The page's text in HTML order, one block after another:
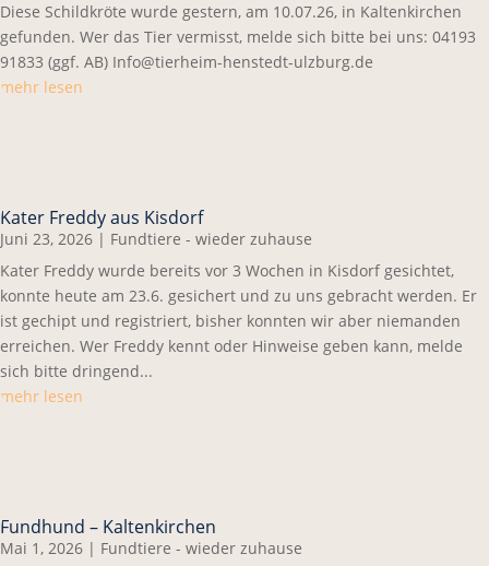
Diese Schildkröte wurde gestern, am 10.07.26, in Kaltenkirchen
gefunden. Wer das Tier vermisst, melde sich bitte bei uns: 04193
91833 (ggf. AB) Info@tierheim-henstedt-ulzburg.de
mehr lesen
Kater Freddy aus Kisdorf
Juni 23, 2026 | Fundtiere - wieder zuhause
Kater Freddy wurde bereits vor 3 Wochen in Kisdorf gesichtet,
konnte heute am 23.6. gesichert und zu uns gebracht werden. Er
ist gechipt und registriert, bisher konnten wir aber niemanden
erreichen. Wer Freddy kennt oder Hinweise geben kann, melde
sich bitte dringend...
mehr lesen
Fundhund – Kaltenkirchen
Mai 1, 2026 | Fundtiere - wieder zuhause